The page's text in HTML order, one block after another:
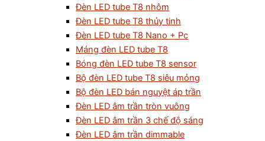
Đèn LED tube T8 nhôm
Đèn LED tube T8 thủy tinh
Đèn LED tube T8 Nano + Pc
Máng đèn LED tube T8
Bóng đèn LED tube T8 sensor
Bộ đèn LED tube T8 siêu mỏng
Bộ đèn LED bán nguyệt áp trần
Đèn LED âm trần tròn vuông
Đèn LED âm trần 3 chế độ sáng
Đèn LED âm trần dimmable